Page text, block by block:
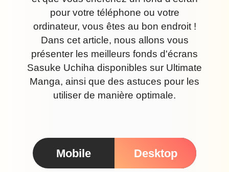
pour votre téléphone ou votre
ordinateur, vous êtes au bon endroit !
Dans cet article, nous allons vous
présenter les meilleurs fonds d'écrans
Sasuke Uchiha disponibles sur Ultimate
Manga, ainsi que des astuces pour les
utiliser de manière optimale.
Mobile Desktop